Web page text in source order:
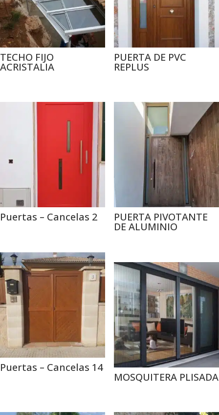
TECHO FIJO
ACRISTALIA
PUERTA DE PVC
REPLUS
Puertas – Cancelas 2 PUERTA PIVOTANTE
DE ALUMINIO
Puertas – Cancelas 14
MOSQUITERA PLISADA